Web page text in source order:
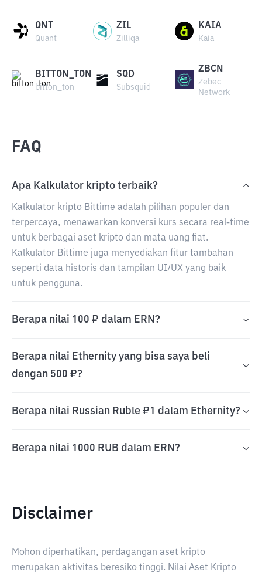
QNT
Quant
ZIL
Zilliqa
KAIA
Kaia
BITTON_TON
bitton_ton
SQD
Subsquid
ZBCN
Zebec
Network
FAQ
Apa Kalkulator kripto terbaik?
Kalkulator kripto Bittime adalah pilihan populer dan
terpercaya, menawarkan konversi kurs secara real-time
untuk berbagai aset kripto dan mata uang fiat.
Kalkulator Bittime juga menyediakan fitur tambahan
seperti data historis dan tampilan UI/UX yang baik
untuk pengguna.
Berapa nilai 100 ₽ dalam ERN?
Berapa nilai Ethernity yang bisa saya beli
dengan 500 ₽?
Berapa nilai Russian Ruble ₽1 dalam Ethernity?
Berapa nilai 1000 RUB dalam ERN?
Disclaimer
Mohon diperhatikan, perdagangan aset kripto
merupakan aktivitas beresiko tinggi. Nilai Aset Kripto